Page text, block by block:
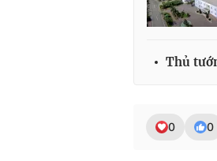
Thủ
0 0